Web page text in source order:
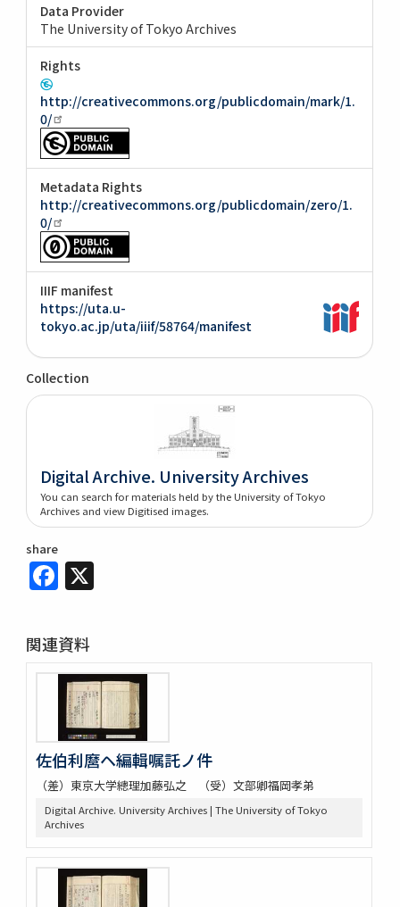
Data Provider
The University of Tokyo Archives
Rights
http://creativecommons.org/publicdomain/mark/1.
0/
Metadata Rights
http://creativecommons.org/publicdomain/zero/1.
0/
IIIF manifest
https://uta.u-
tokyo.ac.jp/uta/iiif/58764/manifest
Collection
Digital Archive. University Archives
You can search for materials held by the University of Tokyo
Archives and view Digitised images.
share
Facebook
関連資料
佐伯利麿ヘ編輯嘱託ノ件
（差）東京大学總理加藤弘之 （受）文部卿福岡孝弟
Digital Archive. University Archives | The University of Tokyo
Archives